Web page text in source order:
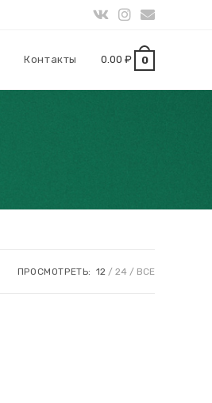
Контакты 0.00 ₽ 0
ПРОСМОТРЕТЬ: 12 24 ВСЕ